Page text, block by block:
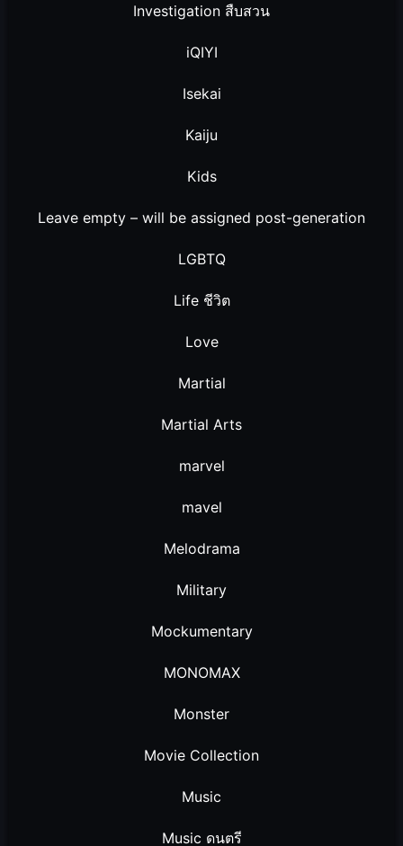
Investigation สืบสวน
iQIYI
Isekai
Kaiju
Kids
Leave empty – will be assigned post-generation
LGBTQ
Life ชีวิต
Love
Martial
Martial Arts
marvel
mavel
Melodrama
Military
Mockumentary
MONOMAX
Monster
Movie Collection
Music
Music ดนตรี